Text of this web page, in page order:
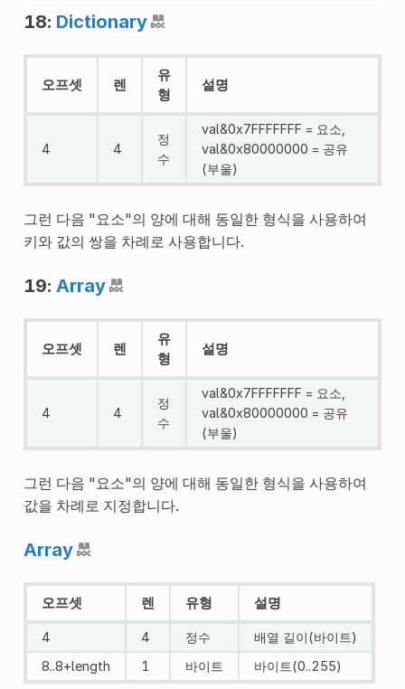
18: Dictionary
오프셋 렌
유
형
설명
4 4
정
수
val&0x7FFFFFFF = 요소,
val&0x80000000 = 공유
(부울)
그런 다음 "요소"의 양에 대해 동일한 형식을 사용하여
키와 값의 쌍을 차례로 사용합니다.
19: Array
오프셋 렌
유
형
설명
4 4
정
수
val&0x7FFFFFFF = 요소,
val&0x80000000 = 공유
(부울)
그런 다음 "요소"의 양에 대해 동일한 형식을 사용하여
값을 차례로 지정합니다.
Array
오프셋 렌 유형 설명
4 4 정수
배열 길이(바이트)
8..8+length
1 바이트 바이트(0..255)